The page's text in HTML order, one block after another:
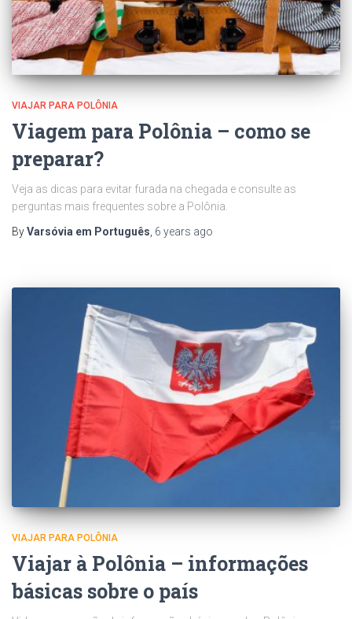
VIAJAR PARA POLÔNIA
Viagem para Polônia – como se
preparar?
Veja as dicas para evitar furada na chegada e consulte as
perguntas mais frequentes sobre a Polônia.
ByVarsóvia em Português 6 years ago
VIAJAR PARA POLÔNIA
Viajar à Polônia – informações
básicas sobre o país